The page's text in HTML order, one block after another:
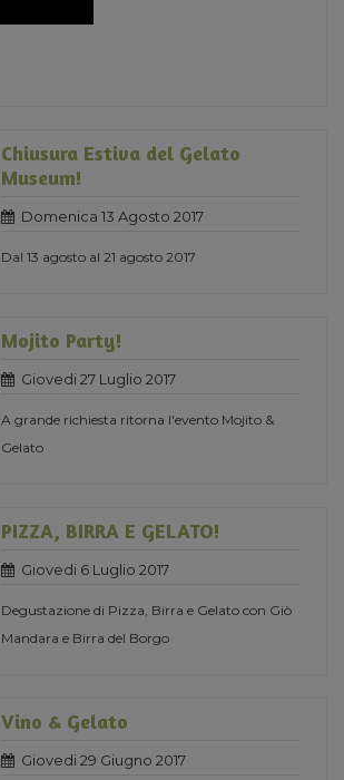
Chiusura Estiva del Gelato
Museum!
Domenica 13 Agosto 2017
Dal 13 agosto al 21 agosto 2017
Mojito Party!
Giovedi 27 Luglio 2017
A grande richiesta ritorna l'evento Mojito &
Gelato
PIZZA, BIRRA E GELATO!
Giovedi 6 Luglio 2017
Degustazione di Pizza, Birra e Gelato con Giò
Mandara e Birra del Borgo
Vino & Gelato
Giovedi 29 Giugno 2017